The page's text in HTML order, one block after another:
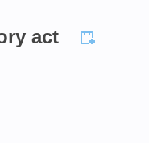
act